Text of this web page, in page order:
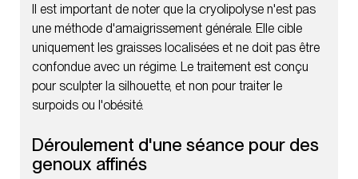
Il est important de noter que la cryolipolyse n'est pas
une méthode d'amaigrissement générale. Elle cible
uniquement les graisses localisées et ne doit pas être
confondue avec un régime. Le traitement est conçu
pour sculpter la silhouette, et non pour traiter le
surpoids ou l'obésité.
Déroulement d'une séance pour des
genoux affinés